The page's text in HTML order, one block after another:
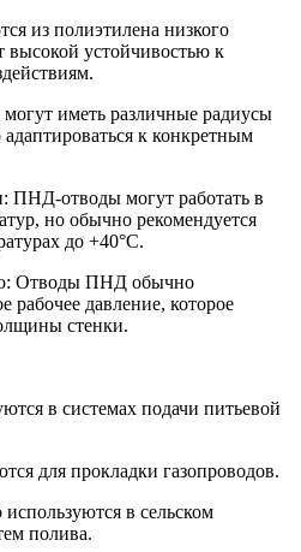
из полиэтилена низкого
высокой устойчивостью к
иметь различные радиусы
адаптироваться к конкретным
ПНД-отводы могут работать в
но обычно рекомендуется
до +40°C.
Отводы ПНД обычно
рабочее давление, которое
стенки.
в системах подачи питьевой
для прокладки газопроводов.
в сельском
полива.